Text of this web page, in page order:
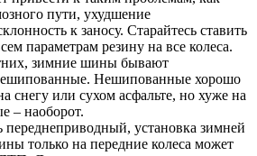
пути, ухудшение
к заносу. Старайтесь ставить
параметрам резину на все колеса.
зимние шины бывают
Нешипованные хорошо
снегу или сухом асфальте, но хуже на
– наоборот.
переднеприводный, установка зимней
только на передние колеса может